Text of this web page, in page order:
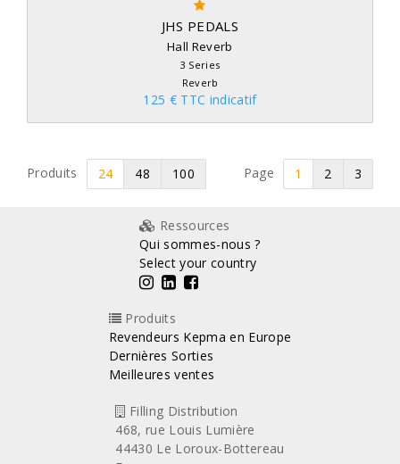
JHS PEDALS
Hall Reverb
3 Series
Reverb
125 € TTC indicatif
Produits 24 48 100 1 2 3
Page
Ressources
Qui sommes-nous ?
Select your country
Produits
Revendeurs Kepma en Europe
Dernières Sorties
Meilleures ventes
Filling Distribution
468, rue Louis Lumière
44430 Le Loroux-Bottereau